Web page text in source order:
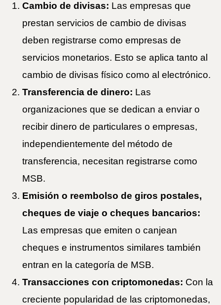
Cambio de divisas: Las empresas que
prestan servicios de cambio de divisas
deben registrarse como empresas de
servicios monetarios. Esto se aplica tanto al
cambio de divisas físico como al electrónico.
Transferencia de dinero: Las
organizaciones que se dedican a enviar o
recibir dinero de particulares o empresas,
independientemente del método de
transferencia, necesitan registrarse como
MSB.
Emisión o reembolso de giros postales,
cheques de viaje o cheques bancarios:
Las empresas que emiten o canjean
cheques e instrumentos similares también
entran en la categoría de MSB.
Transacciones con criptomonedas: Con la
creciente popularidad de las criptomonedas,